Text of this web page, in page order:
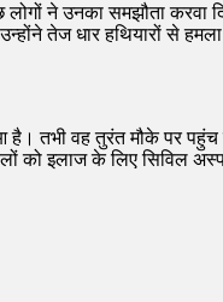
ने उनका समझौता
तेज धार हथियारों से
तभी वह तुरंत मौके पर
इलाज के लिए सिविल